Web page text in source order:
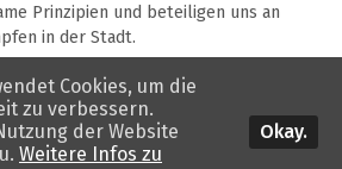
Prinzipien und beteiligen uns an
in der Stadt.
dresden. Theme von
Cookies, um die
zu verbessern.
der Website
Weitere Infos zu
Okay.